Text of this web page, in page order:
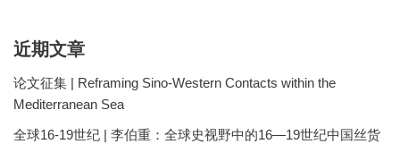
近期文章
论文征集 | Reframing Sino-Western Contacts within the
Mediterranean Sea
全球16-19世纪 | 李伯重：全球史视野中的16—19世纪中国丝货